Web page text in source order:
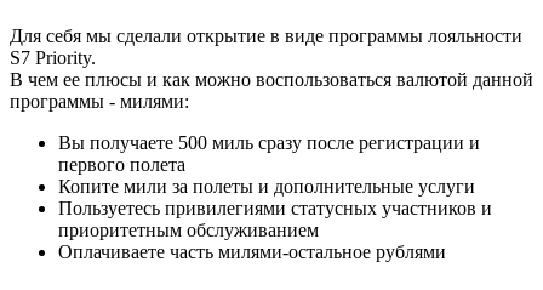
Для себя мы сделали открытие в виде программы лояльности
S7 Priority.
В чем ее плюсы и как можно воспользоваться валютой данной
программы - милями:
Вы получаете 500 миль сразу после регистрации и
первого полета
Копите мили за полеты и дополнительные услуги
Пользуетесь привилегиями статусных участников и
приоритетным обслуживанием
Оплачиваете часть милями-остальное рублями